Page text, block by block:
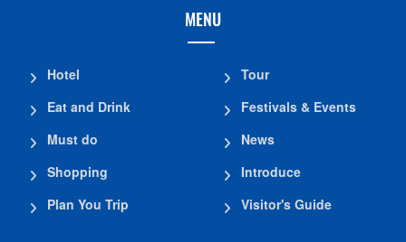
MENU
Hotel
Eat and Drink
Must do
Shopping
Plan You Trip
Tour
Festivals & Events
News
Introduce
Visitor's Guide